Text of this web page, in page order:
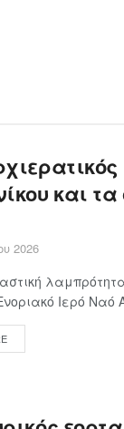
και
2026
Ιερό